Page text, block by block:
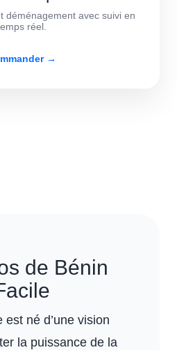
déménagement avec suivi en
réel.
→
de Bénin
est né d’une vision
la puissance de la